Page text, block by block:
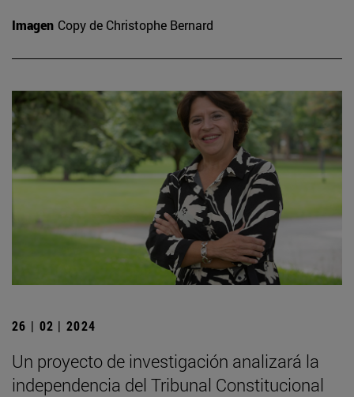
Imagen Copy de Christophe Bernard
26 | 02 | 2024
Un proyecto de investigación analizará la
independencia del Tribunal Constitucional